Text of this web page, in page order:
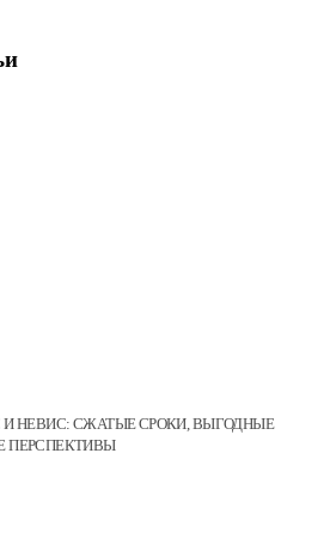
НЕВИС: СЖАТЫЕ СРОКИ, ВЫГОДНЫЕ
ПЕРСПЕКТИВЫ